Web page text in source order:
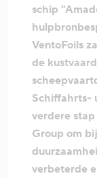
schip
VentoFoils
de
Schiffahrts-
verdere
Group om
verbeterde